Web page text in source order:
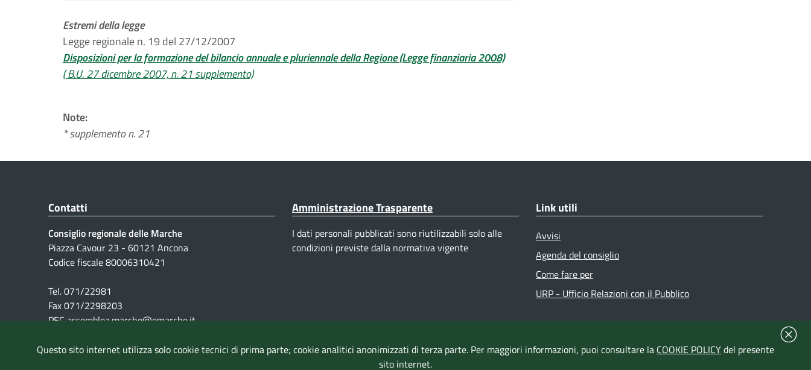
Estremi della legge
Legge regionale n. 19 del 27/12/2007
Disposizioni per la formazione del bilancio annuale e pluriennale della Regione (Legge finanziaria 2008)
( B.U. 27 dicembre 2007, n. 21 supplemento)
Note:
* supplemento n. 21
Contatti
Consiglio regionale delle Marche
Piazza Cavour 23 - 60121 Ancona
Codice fiscale 80006310421
Tel. 071/22981
Fax 071/2298203
PEC assemblea.marche@emarche.it
Amministrazione Trasparente
I dati personali pubblicati sono riutilizzabili solo alle
condizioni previste dalla normativa vigente
Link utili
Avvisi
Agenda del consiglio
Come fare per
URP - Ufficio Relazioni con il Pubblico
Questo sito internet utilizza solo cookie tecnici di prima parte; cookie analitici anonimizzati di terza parte. Per maggiori informazioni, puoi consultare la COOKIE POLICYdel presente
sito internet.